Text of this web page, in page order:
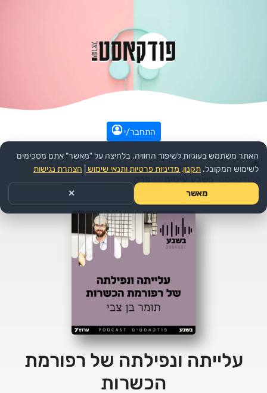
התחבר/י
עמוד הבית >> חדשות ואקטואליה >> חדשות יומיות >>
עלייתה ונפילתה של רפורמת
הכשרות
האתר משתמש בעוגיות לשיפור החוויה. בלחיצה על "מאשר" אתם מסכימים
לשימוש המקובל. תקנון, מדיניות פרטיות ותנאי שימוש הצהרת נגישות
מאשר ✕